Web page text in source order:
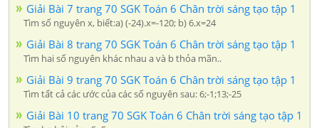
Giải Bài 7 trang 70 SGK Toán 6 Chân trời sáng tạo tập 1
Tìm số nguyên x, biết:a) (-24).x=-120; b) 6.x=24
Giải Bài 8 trang 70 SGK Toán 6 Chân trời sáng tạo tập 1
Tìm hai số nguyên khác nhau a và b thỏa mãn..
Giải Bài 9 trang 70 SGK Toán 6 Chân trời sáng tạo tập 1
Tìm tất cả các ước của các số nguyên sau: 6;-1;13;-25
Giải Bài 10 trang 70 SGK Toán 6 Chân trời sáng tạo tập 1